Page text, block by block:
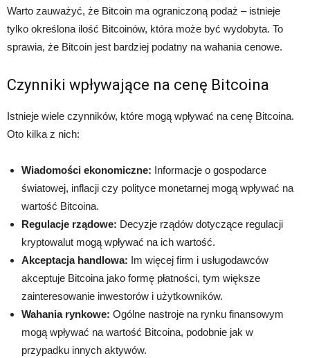
Warto zauważyć, że Bitcoin ma ograniczoną podaż – istnieje
tylko określona ilość Bitcoinów, która może być wydobyta. To
sprawia, że Bitcoin jest bardziej podatny na wahania cenowe.
Czynniki wpływające na cenę Bitcoina
Istnieje wiele czynników, które mogą wpływać na cenę Bitcoina.
Oto kilka z nich:
Wiadomości ekonomiczne: Informacje o gospodarce
światowej, inflacji czy polityce monetarnej mogą wpływać na
wartość Bitcoina.
Regulacje rządowe: Decyzje rządów dotyczące regulacji
kryptowalut mogą wpływać na ich wartość.
Akceptacja handlowa: Im więcej firm i usługodawców
akceptuje Bitcoina jako formę płatności, tym większe
zainteresowanie inwestorów i użytkowników.
Wahania rynkowe: Ogólne nastroje na rynku finansowym
mogą wpływać na wartość Bitcoina, podobnie jak w
przypadku innych aktywów.